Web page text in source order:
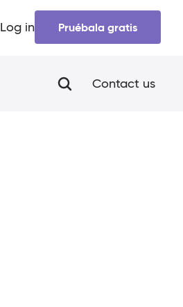
Log in Pruébala gratis
Contact us